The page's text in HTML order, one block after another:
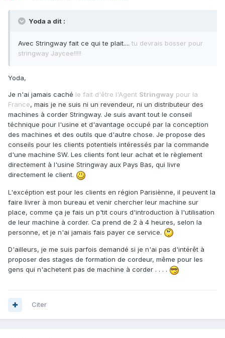
Yoda a dit :
Avec Stringway fait ce qui te plait.... tu devrais bosser pour
stringway Jaycee!!!!!
Yoda,
Je n'ai jamais caché le fait d'être l'Agent Stringway pour la
France, mais je ne suis ni un revendeur, ni un distributeur des
machines à corder Stringway. Je suis avant tout le conseil
téchnique pour l'usine et d'avantage occupé par la conception
des machines et des outils que d'autre chose. Je propose des
conseils pour les clients potentiels intéressés par la commande
d'une machine SW. Les clients font leur achat et le règlement
directement à l'usine Stringway aux Pays Bas, qui livre
directement le client.
L'excéption est pour les clients en région Parisiènne, il peuvent la
faire livrer à mon bureau et venir chercher leur machine sur
place, comme ça je fais un p'tit cours d'introduction à l'utilisation
de leur machine à corder. Ca prend de 2 à 4 heures, selon la
personne, et je n'ai jamais fais payer ce service.
D'ailleurs, je me suis parfois demandé si je n'ai pas d'intérêt à
proposer des stages de formation de cordeur, même pour les
gens qui n'achetent pas de machine à corder . . . .
Citer